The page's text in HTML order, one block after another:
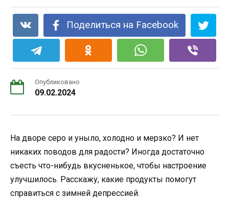
Поделиться на Facebook
Опубликовано
09.02.2024
На дворе серо и уныло, холодно и мерзко? И нет
никаких поводов для радости? Иногда достаточно
съесть что-нибудь вкусненькое, чтобы настроение
улучшилось. Расскажу, какие продукты помогут
справиться с зимней депрессией.